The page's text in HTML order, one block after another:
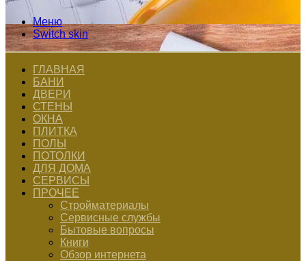
Меню
Switch skin
ГЛАВНАЯ
БАНИ
ДВЕРИ
СТЕНЫ
ОКНА
ПЛИТКА
ПОЛЫ
ПОТОЛКИ
ДЛЯ ДОМА
СЕРВИСЫ
ПРОЧЕЕ
Стройматериалы
Сервисные службы
Бытовые вопросы
Книги
Обзор интернета